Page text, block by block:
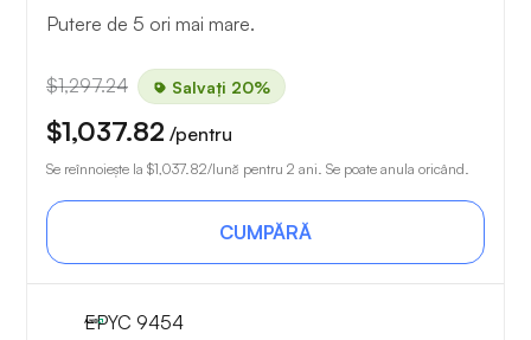
Putere de 5 ori mai mare.
$1,297.24 Salvați 20%
$1,037.82 /pentru
Se reînnoiește la $1,037.82/lună pentru 2 ani. Se poate anula oricând.
CUMPĂRĂ
EPYC 9454